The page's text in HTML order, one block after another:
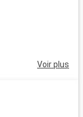
Voir plus